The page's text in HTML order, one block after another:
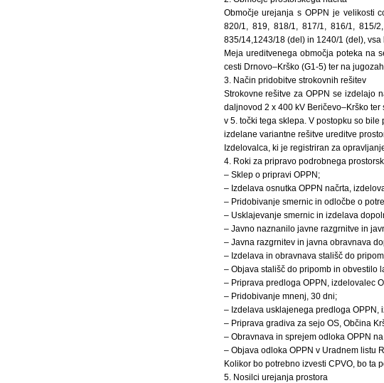
Območje urejanja s OPPN je velikosti
820/1, 819, 818/1, 817/1, 816/1, 815/
835/14,1243/18 (del) in 1240/1 (del), vsa
Meja ureditvenega območja poteka na
cesti Drnovo–Krško (G1-5) ter na
3. Način pridobitve strokovnih rešitev
Strokovne rešitve za OPPN se izdelajo
daljnovod 2 x 400 kV Beričevo–Krško
v 5. točki tega sklepa. V postopku so
izdelane variantne rešitve ureditve
Izdelovalca, ki je registriran za
4. Roki za pripravo podrobnega
– Sklep o pripravi OPPN;
– Izdelava osnutka OPPN načrta,
– Pridobivanje smernic in odločbe o
– Usklajevanje smernic in izdelava
– Javno naznanilo javne razgrnitve in
– Javna razgrnitev in javna obravnava
– Izdelava in obravnava stališč do
– Objava stališč do pripomb in obvestilo
– Priprava predloga OPPN, izdelovalec
– Pridobivanje mnenj, 30 dni;
– Izdelava usklajenega predloga OPPN,
– Priprava gradiva za sejo OS, Občina
– Obravnava in sprejem odloka OPPN
– Objava odloka OPPN v Uradnem listu
Kolikor bo potrebno izvesti CPVO, bo ta
5. Nosilci urejanja prostora